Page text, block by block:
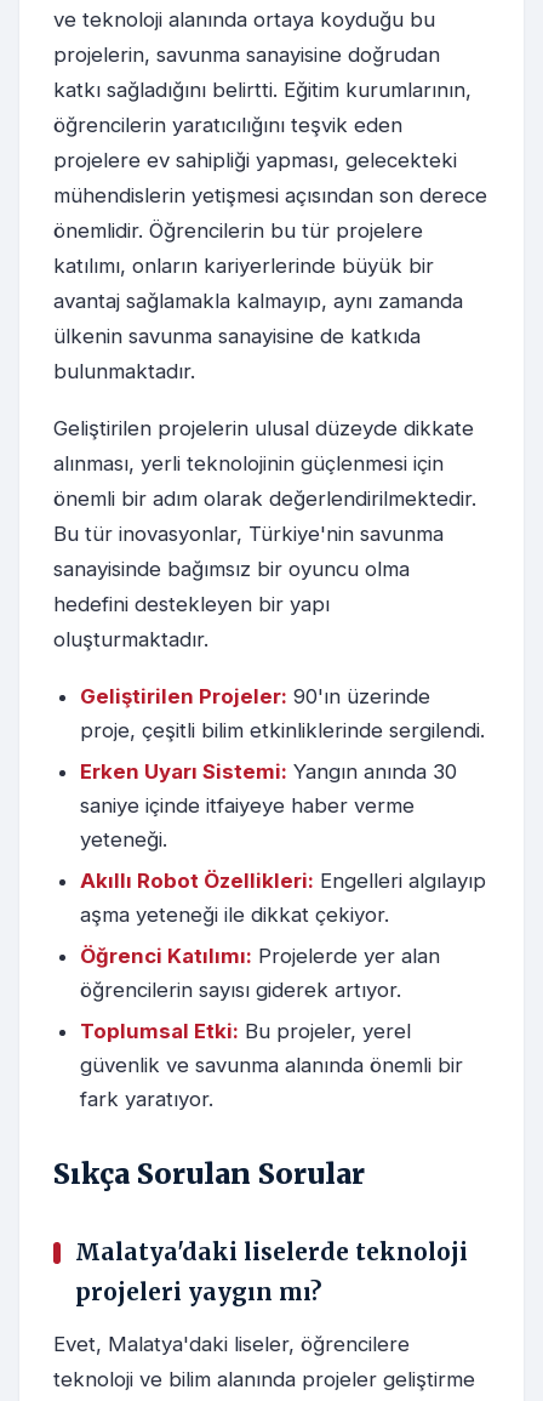
ve teknoloji alanında ortaya koyduğu bu
projelerin, savunma sanayisine doğrudan
katkı sağladığını belirtti. Eğitim kurumlarının,
öğrencilerin yaratıcılığını teşvik eden
projelere ev sahipliği yapması, gelecekteki
mühendislerin yetişmesi açısından son derece
önemlidir. Öğrencilerin bu tür projelere
katılımı, onların kariyerlerinde büyük bir
avantaj sağlamakla kalmayıp, aynı zamanda
ülkenin savunma sanayisine de katkıda
bulunmaktadır.
Geliştirilen projelerin ulusal düzeyde dikkate
alınması, yerli teknolojinin güçlenmesi için
önemli bir adım olarak değerlendirilmektedir.
Bu tür inovasyonlar, Türkiye'nin savunma
sanayisinde bağımsız bir oyuncu olma
hedefini destekleyen bir yapı
oluşturmaktadır.
Geliştirilen Projeler: 90'ın üzerinde
proje, çeşitli bilim etkinliklerinde sergilendi.
Erken Uyarı Sistemi: Yangın anında 30
saniye içinde itfaiyeye haber verme
yeteneği.
Akıllı Robot Özellikleri: Engelleri algılayıp
aşma yeteneği ile dikkat çekiyor.
Öğrenci Katılımı: Projelerde yer alan
öğrencilerin sayısı giderek artıyor.
Toplumsal Etki: Bu projeler, yerel
güvenlik ve savunma alanında önemli bir
fark yaratıyor.
Sıkça Sorulan Sorular
Malatya'daki liselerde teknoloji
projeleri yaygın mı?
Evet, Malatya'daki liseler, öğrencilere
teknoloji ve bilim alanında projeler geliştirme